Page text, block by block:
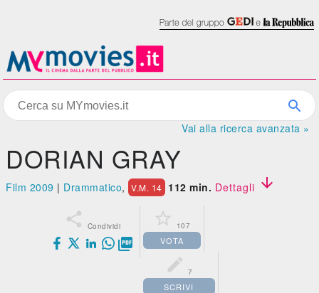
Vai alla ricerca avanzata »
DORIAN GRAY
Film 2009 | Drammatico, V.M. 14 112 min. Dettagli 
 Condividi

 107
VOTA
 7
SCRIVI